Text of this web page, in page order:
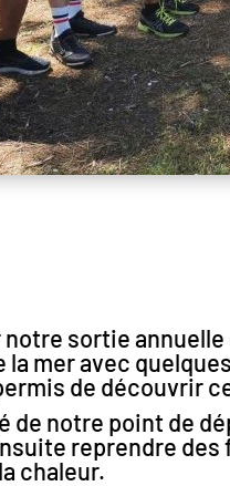
sortie
la mer avec
de
de notre point de
reprendre
chaleur.